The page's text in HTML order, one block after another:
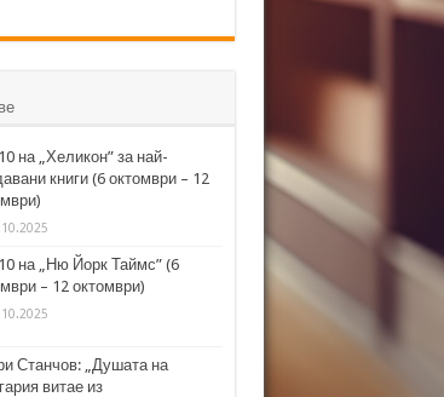
на „Хеликон” за най-
книги (6 октомври – 12
на „Ню Йорк Таймс” (6
– 12 октомври)
Станчов: „Душата на
витае из